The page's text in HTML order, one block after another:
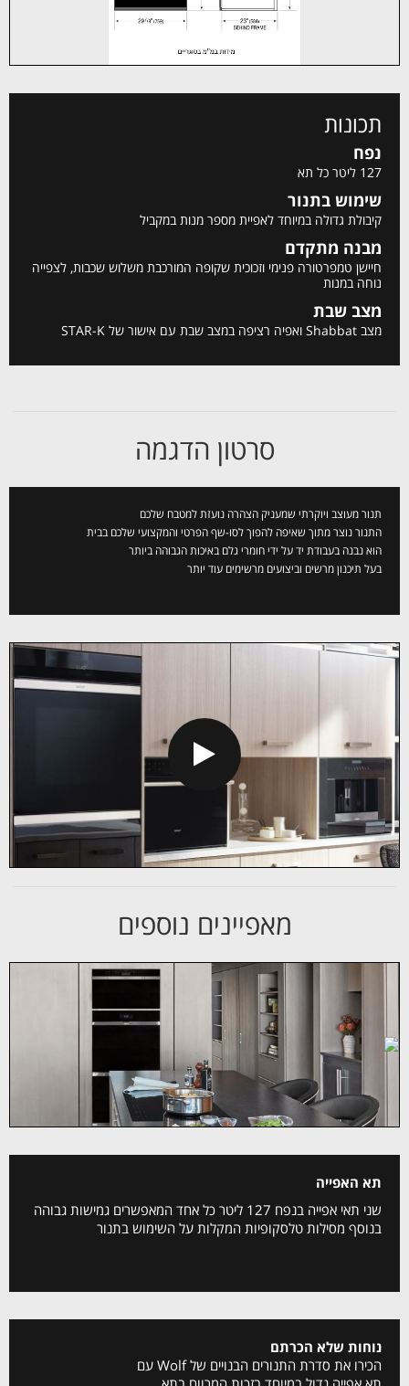
תכונות
נפח
127 ליטר כל תא
שימוש בתנור
קיבולת גדולה במיוחד לאפיית מספר מנות במקביל
מבנה מתקדם
חיישן טמפרטורה פנימי וזכוכית שקופה המורכבת משלוש שכבות, לצפייה
נוחה במנות
מצב שבת
מצב Shabbat ואפיה רציפה במצב שבת עם אישור של STAR-K
סרטון הדגמה
תנור מעוצב ויוקרתי שמעניק הצהרה נועזת למטבח שלכם
התנור נוצר מתוך שאיפה להפוך לסו-שף הפרטי והמקצועי שלכם בבית
הוא נבנה בעבודת יד על ידי חומרי גלם באיכות הגבוהה ביותר
בעל תיכנון מרשים וביצועים מרשימים עוד יותר
מאפיינים נוספים
תא האפייה
שני תאי אפייה בנפח 127 ליטר כל אחד המאפשרים גמישות גבוהה
בנוסף מסילות טלסקופיות המקלות על השימוש בתנור
נוחות שלא הכרתם
הכירו את סדרת התנורים הבנויים של Wolf עם